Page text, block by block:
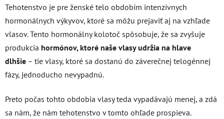
Tehotenstvo je pre ženské telo obdobím intenzívnych
hormonálnych výkyvov, ktoré sa môžu prejaviť aj na vzhľade
vlasov. Tento hormonálny kolotoč spôsobuje, že sa zvyšuje
produkcia hormónov, ktoré naše vlasy udržia na hlave
dlhšie – tie vlasy, ktoré sa dostanú do záverečnej telogénnej
fázy, jednoducho nevypadnú.
Preto počas tohto obdobia vlasy teda vypadávajú menej, a zdá
sa nám, že nám tehotenstvo v tomto ohľade prospieva.